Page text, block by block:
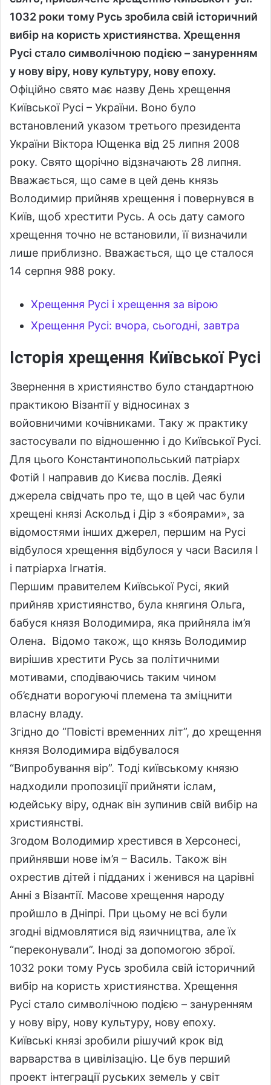
1032 роки тому Русь зробила свій історичний
вибір на користь християнства. Хрещення
Русі стало символічною подією – зануренням
у нову віру, нову культуру, нову епоху.
Офіційно свято має назву День хрещення
Київської Русі – України. Воно було
встановлений указом третього президента
України Віктора Ющенка від 25 липня 2008
року. Свято щорічно відзначають 28 липня.
Вважається, що саме в цей день князь
Володимир прийняв хрещення і повернувся в
Київ, щоб хрестити Русь. А ось дату самого
хрещення точно не встановили, її визначили
лише приблизно. Вважається, що це сталося
14 серпня 988 року.
Хрещення Русі і хрещення за вірою
Хрещення Русі: вчора, сьогодні, завтра
Історія хрещення Київської Русі
Звернення в християнство було стандартною
практикою Візантії у відносинах з
войовничими кочівниками. Таку ж практику
застосували по відношенню і до Київської Русі.
Для цього Константинопольський патріарх
Фотій І направив до Києва послів. Деякі
джерела свідчать про те, що в цей час були
хрещені князі Аскольд і Дір з «боярами», за
відомостями інших джерел, першим на Русі
відбулося хрещення відбулося у часи Василя І
і патріарха Ігнатія.
Першим правителем Київської Русі, який
прийняв християнство, була княгиня Ольга,
бабуся князя Володимира, яка прийняла ім’я
Олена. Відомо також, що князь Володимир
вирішив хрестити Русь за політичними
мотивами, сподіваючись таким чином
об’єднати ворогуючі племена та зміцнити
власну владу.
Згідно до “Повісті временних літ”, до хрещення
князя Володимира відбувалося
“Випробування вір”. Тоді київському князю
надходили пропозиції прийняти іслам,
юдейську віру, однак він зупинив свій вибір на
християнстві.
Згодом Володимир хрестився в Херсонесі,
прийнявши нове ім’я – Василь. Також він
охрестив дітей і підданих і женився на царівні
Анні з Візантії. Масове хрещення народу
пройшло в Дніпрі. При цьому не всі були
згодні відмовлятися від язичництва, але їх
“переконували”. Іноді за допомогою зброї.
1032 роки тому Русь зробила свій історичний
вибір на користь християнства. Хрещення
Русі стало символічною подією – зануренням
у нову віру, нову культуру, нову епоху.
Київські князі зробили рішучий крок від
варварства в цивілізацію. Це був перший
проект інтеграції руських земель у світ